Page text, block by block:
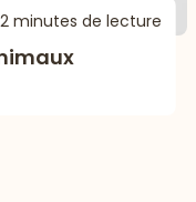
2 minutes de lecture